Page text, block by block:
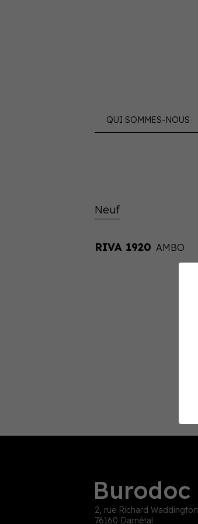
QUI SOMMES-NOUS
Neuf
RIVA 1920 AMBO
Burodoc
2, rue Richard Waddington
76160 Darnétal